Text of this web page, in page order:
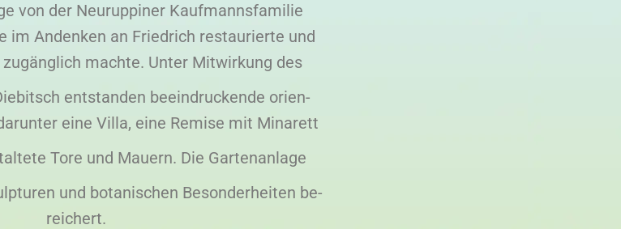
von der Neuruppiner Kaufmannsfamilie
im Andenken an Friedrich restaurierte und
machte. Unter Mitwirkung des
entstanden beeindruckende orien-
eine Villa, eine Remise mit Minarett
Tore und Mauern. Die Gartenanlage
und botanischen Besonderheiten be-
reichert.